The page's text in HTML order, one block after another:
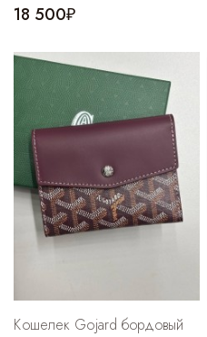
18 500₽
Кошелек Gojard бордовый